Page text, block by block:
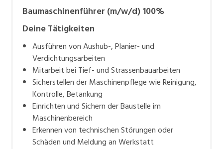
Baumaschinenführer (m/w/d) 100%
Deine Tätigkeiten
Ausführen von Aushub-, Planier- und
Verdichtungsarbeiten
Mitarbeit bei Tief- und Strassenbauarbeiten
Sicherstellen der Maschinenpflege wie Reinigung,
Kontrolle, Betankung
Einrichten und Sichern der Baustelle im
Maschinenbereich
Erkennen von technischen Störungen oder
Schäden und Meldung an Werkstatt